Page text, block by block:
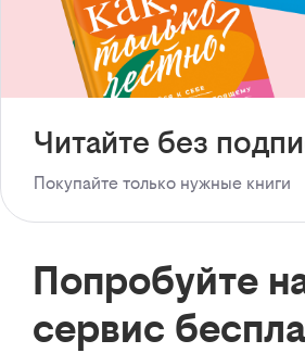
Читайте без
Покупайте только нужные книги
Попробуйте
сервис